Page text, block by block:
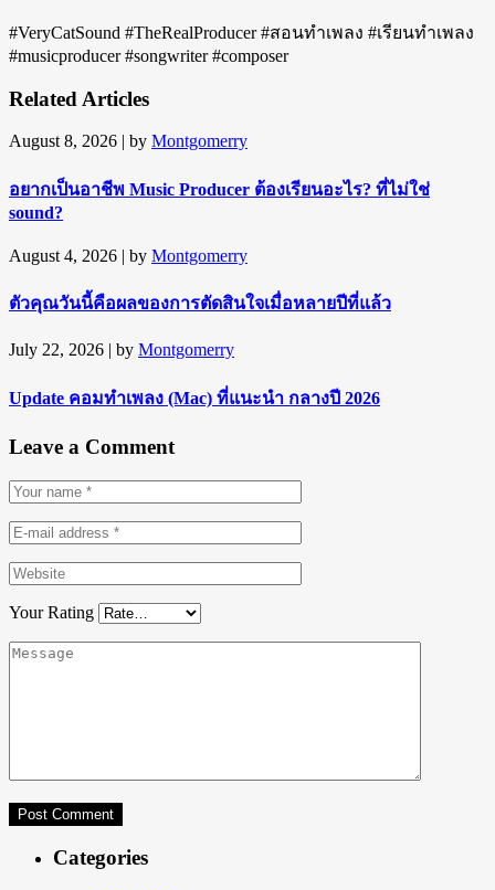
#VeryCatSound #TheRealProducer #สอนทำเพลง #เรียนทำเพลง
#musicproducer #songwriter #composer
Related Articles
August 8, 2026 | by Montgomerry
อยากเป็นอาชีพ Music Producer ต้องเรียนอะไร? ที่ไม่ใช่
sound?
August 4, 2026 | by Montgomerry
ตัวคุณวันนี้คือผลของการตัดสินใจเมื่อหลายปีที่แล้ว
July 22, 2026 | by Montgomerry
Update คอมทำเพลง (Mac) ที่แนะนำ กลางปี 2026
Leave a Comment
Your Rating
Categories